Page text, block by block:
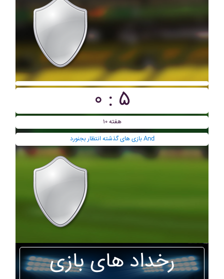
۰ : ۵
هفته ۱۰
بازی های گذشته انتظار بجنورد And
رخداد های بازی